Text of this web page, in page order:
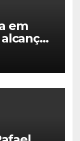
em